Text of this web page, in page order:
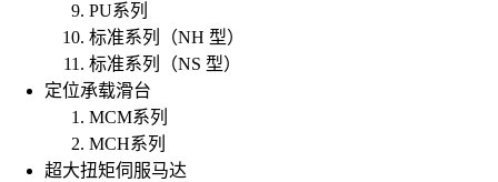
PU系列
标准系列（NH 型）
标准系列（NS 型）
定位承载滑台
MCM系列
MCH系列
超大扭矩伺服马达